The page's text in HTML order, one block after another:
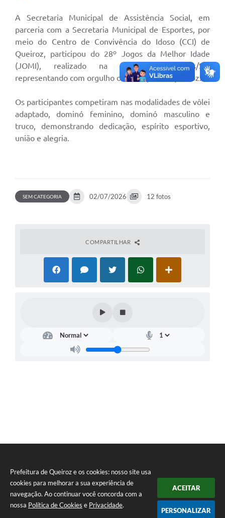
Prefeitura de Queiroz e os cookies: nosso site usa
cookies para melhorar a sua experiência de
navegação. Ao continuar você concorda com a
nossa Política de Cookies e Privacidade.
ACEITAR
PERSONALIZAR
A Secretaria Municipal de Assistência Social, em
parceria com a Secretaria Municipal de Esportes, por
meio do Centro de Convivência do Idoso (CCI) de
Queiroz, participou do 28º Jogos da Melhor Idade
(JOMI), realizado na cidade de Assis/SP,
representando com orgulho o município de Queiroz.
Os participantes competiram nas modalidades de vôlei
adaptado, dominó feminino, dominó masculino e
truco, demonstrando dedicação, espírito esportivo,
união e alegria.
SEM CATEGORIA 02/07/2026 12 fotos
COMPARTILHAR